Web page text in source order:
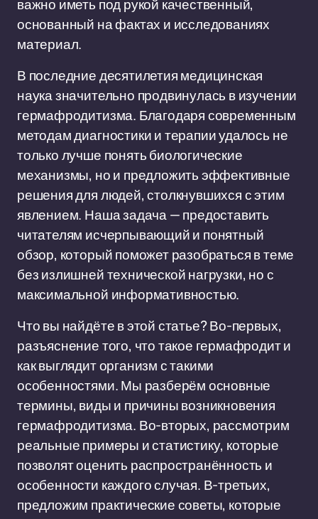
важно иметь под рукой качественный,
основанный на фактах и исследованиях
материал.
В последние десятилетия медицинская
наука значительно продвинулась в изучении
гермафродитизма. Благодаря современным
методам диагностики и терапии удалось не
только лучше понять биологические
механизмы, но и предложить эффективные
решения для людей, столкнувшихся с этим
явлением. Наша задача — предоставить
читателям исчерпывающий и понятный
обзор, который поможет разобраться в теме
без излишней технической нагрузки, но с
максимальной информативностью.
Что вы найдёте в этой статье? Во-первых,
разъяснение того, что такое гермафродит и
как выглядит организм с такими
особенностями. Мы разберём основные
термины, виды и причины возникновения
гермафродитизма. Во-вторых, рассмотрим
реальные примеры и статистику, которые
позволят оценить распространённость и
особенности каждого случая. В-третьих,
предложим практические советы, которые